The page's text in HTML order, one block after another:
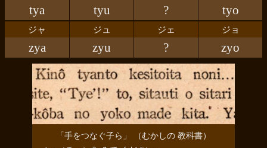
tya tyu ? tyo
ジャ ジュ ジェ ジョ
zya zyu ? zyo
「手をつなぐ子ら」 （むかしの 教科書）